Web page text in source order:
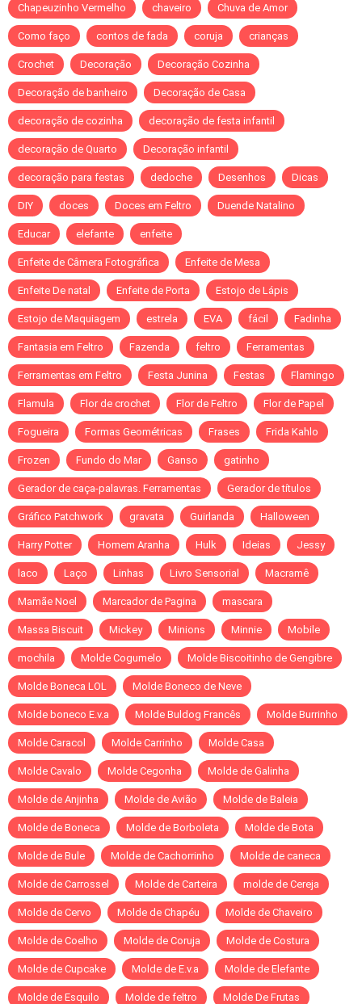
Chapeuzinho Vermelho chaveiro Chuva de Amor
Como faço contos de fada coruja crianças
Crochet Decoração Decoração Cozinha
Decoração de banheiro Decoração de Casa
decoração de cozinha decoração de festa infantil
decoração de Quarto Decoração infantil
decoração para festas dedoche Desenhos Dicas
DIY doces Doces em Feltro Duende Natalino
Educar elefante enfeite
Enfeite de Câmera Fotográfica Enfeite de Mesa
Enfeite De natal Enfeite de Porta Estojo de Lápis
Estojo de Maquiagem estrela EVA fácil Fadinha
Fantasia em Feltro Fazenda feltro Ferramentas
Ferramentas em Feltro Festa Junina Festas Flamingo
Flamula Flor de crochet Flor de Feltro Flor de Papel
Fogueira Formas Geométricas Frases Frida Kahlo
Frozen Fundo do Mar Ganso gatinho
Gerador de caça-palavras. Ferramentas Gerador de títulos
Gráfico Patchwork gravata Guirlanda Halloween
Harry Potter Homem Aranha Hulk Ideias Jessy
laco Laço Linhas Livro Sensorial Macramê
Mamãe Noel Marcador de Pagina mascara
Massa Biscuit Mickey Minions Minnie Mobile
mochila Molde Cogumelo Molde Biscoitinho de Gengibre
Molde Boneca LOL Molde Boneco de Neve
Molde boneco E.v.a Molde Buldog Francês Molde Burrinho
Molde Caracol Molde Carrinho Molde Casa
Molde Cavalo Molde Cegonha Molde de Galinha
Molde de Anjinha Molde de Avião Molde de Baleia
Molde de Boneca Molde de Borboleta Molde de Bota
Molde de Bule Molde de Cachorrinho Molde de caneca
Molde de Carrossel Molde de Carteira molde de Cereja
Molde de Cervo Molde de Chapéu Molde de Chaveiro
Molde de Coelho Molde de Coruja Molde de Costura
Molde de Cupcake Molde de E.v.a Molde de Elefante
Molde de Esquilo Molde de feltro Molde De Frutas